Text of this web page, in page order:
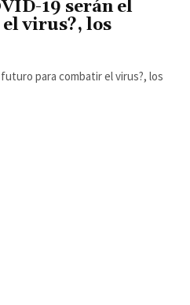
19 serán el
virus?, los
para combatir el virus?, los